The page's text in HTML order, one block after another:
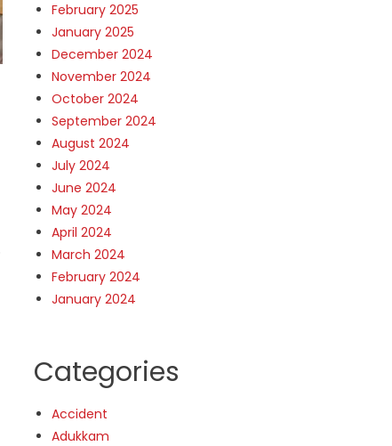
February 2025
January 2025
December 2024
November 2024
October 2024
September 2024
August 2024
July 2024
June 2024
May 2024
April 2024
March 2024
February 2024
January 2024
Categories
Accident
Adukkam